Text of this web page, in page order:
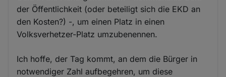
der Öffentlichkeit (oder beteiligt sich die EKD an
den Kosten?) -, um einen Platz in einen
Volksverhetzer-Platz umzubenennen.
Ich hoffe, der Tag kommt, an dem die Bürger in
notwendiger Zahl aufbegehren, um diese